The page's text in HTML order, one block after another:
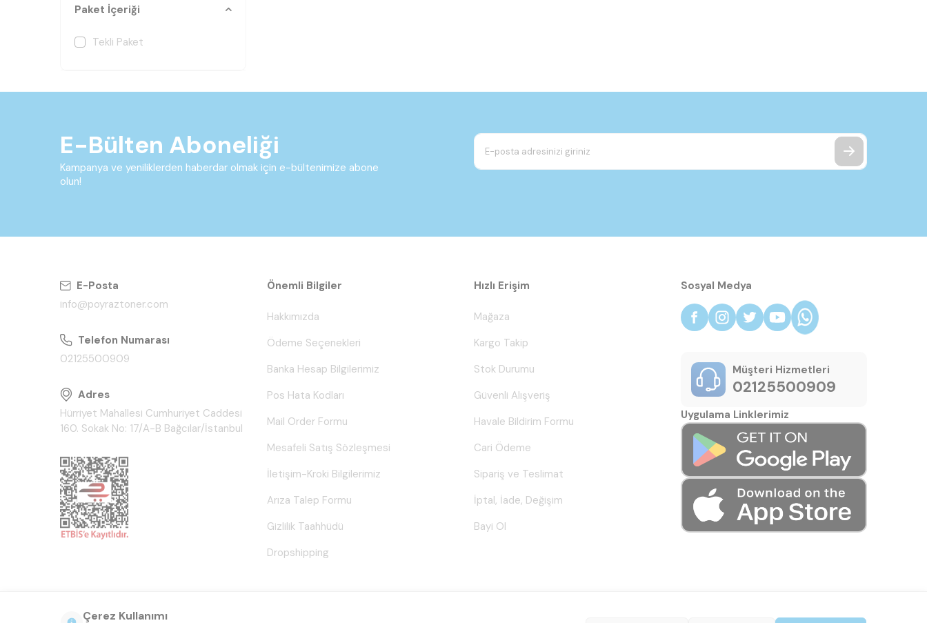
Paket İçeriği
Tekli Paket
E-Bülten Aboneliği
Kampanya ve yeniliklerden haberdar olmak için e-bültenimize abone
olun!
E-Posta
info@poyraztoner.com
Telefon Numarası
02125500909
Adres
Hürriyet Mahallesi Cumhuriyet Caddesi
160. Sokak No: 17/A-B Bağcılar/İstanbul
Önemli Bilgiler
Hakkımızda
Ödeme Seçenekleri
Banka Hesap Bilgilerimiz
Pos Hata Kodları
Mail Order Formu
Mesafeli Satış Sözleşmesi
İletişim-Kroki Bilgilerimiz
Arıza Talep Formu
Gizlilik Taahhüdü
Dropshipping
Hızlı Erişim
Mağaza
Kargo Takip
Stok Durumu
Güvenli Alışveriş
Havale Bildirim Formu
Cari Ödeme
Sipariş ve Teslimat
İptal, İade, Değişim
Bayi Ol
Sosyal Medya
Müşteri Hizmetleri
02125500909
Uygulama Linklerimiz
Çerez Kullanımı